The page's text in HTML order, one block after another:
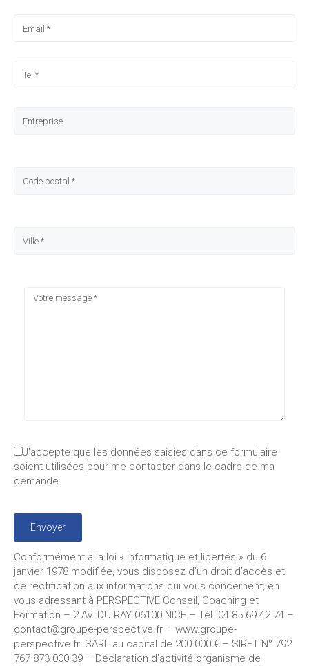
J'accepte que les données saisies dans ce formulaire
soient utilisées pour me contacter dans le cadre de ma
demande.
Conformément à la loi « Informatique et libertés » du 6
janvier 1978 modifiée, vous disposez d’un droit d’accès et
de rectification aux informations qui vous concernent, en
vous adressant à PERSPECTIVE Conseil, Coaching et
Formation – 2 Av. DU RAY 06100 NICE – Tél. 04 85 69 42 74⁩ –
contact@groupe-perspective.fr – www.groupe-
perspective.fr. SARL au capital de 200.000 € – SIRET N° 792
767 873 000 39 – Déclaration d’activité organisme de